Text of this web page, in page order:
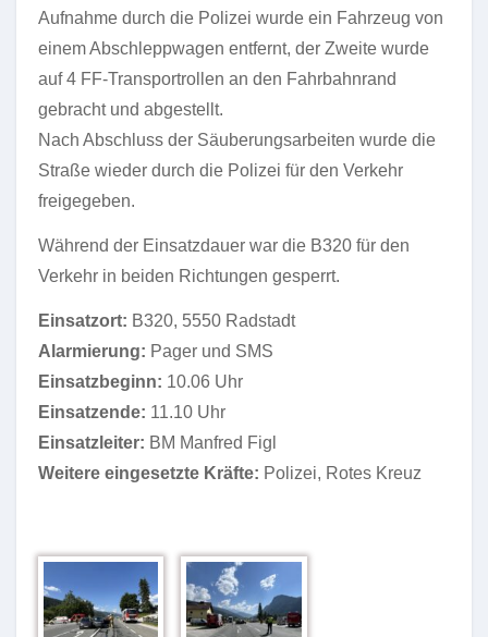
Aufnahme durch die Polizei wurde ein Fahrzeug von
einem Abschleppwagen entfernt, der Zweite wurde
auf 4 FF-Transportrollen an den Fahrbahnrand
gebracht und abgestellt.
Nach Abschluss der Säuberungsarbeiten wurde die
Straße wieder durch die Polizei für den Verkehr
freigegeben.
Während der Einsatzdauer war die B320 für den
Verkehr in beiden Richtungen gesperrt.
Einsatzort: B320, 5550 Radstadt
Alarmierung: Pager und SMS
Einsatzbeginn: 10.06 Uhr
Einsatzende: 11.10 Uhr
Einsatzleiter: BM Manfred Figl
Weitere eingesetzte Kräfte: Polizei, Rotes Kreuz